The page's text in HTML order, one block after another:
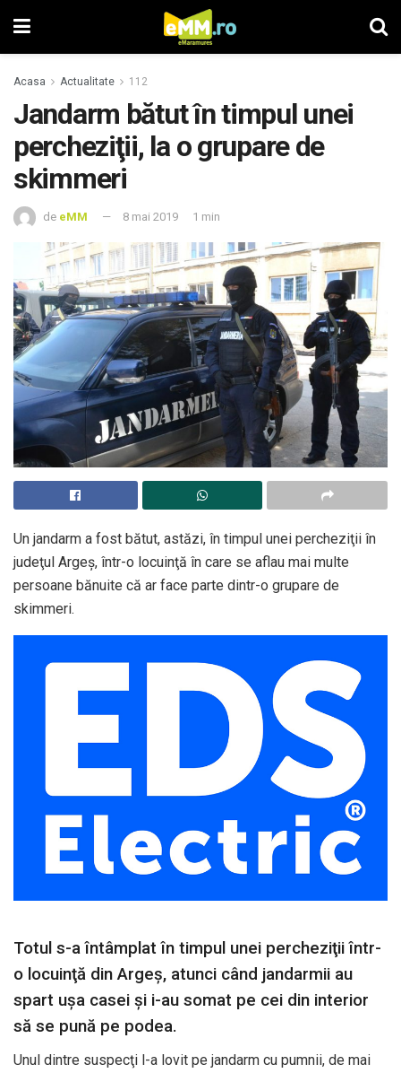
Acasa Actualitate 112
Jandarm bătut în timpul unei
percheziţii, la o grupare de
skimmeri
de eMM 8 mai 2019 1 min
Un jandarm a fost bătut, astăzi, în timpul unei percheziţii în
judeţul Argeş, într-o locuinţă în care se aflau mai multe
persoane bănuite că ar face parte dintr-o grupare de
skimmeri.
Totul s-a întâmplat în timpul unei percheziţii într-
o locuinţă din Argeş, atunci când jandarmii au
spart uşa casei şi i-au somat pe cei din interior
să se pună pe podea.
Unul dintre suspecţi l-a lovit pe jandarm cu pumnii, de mai